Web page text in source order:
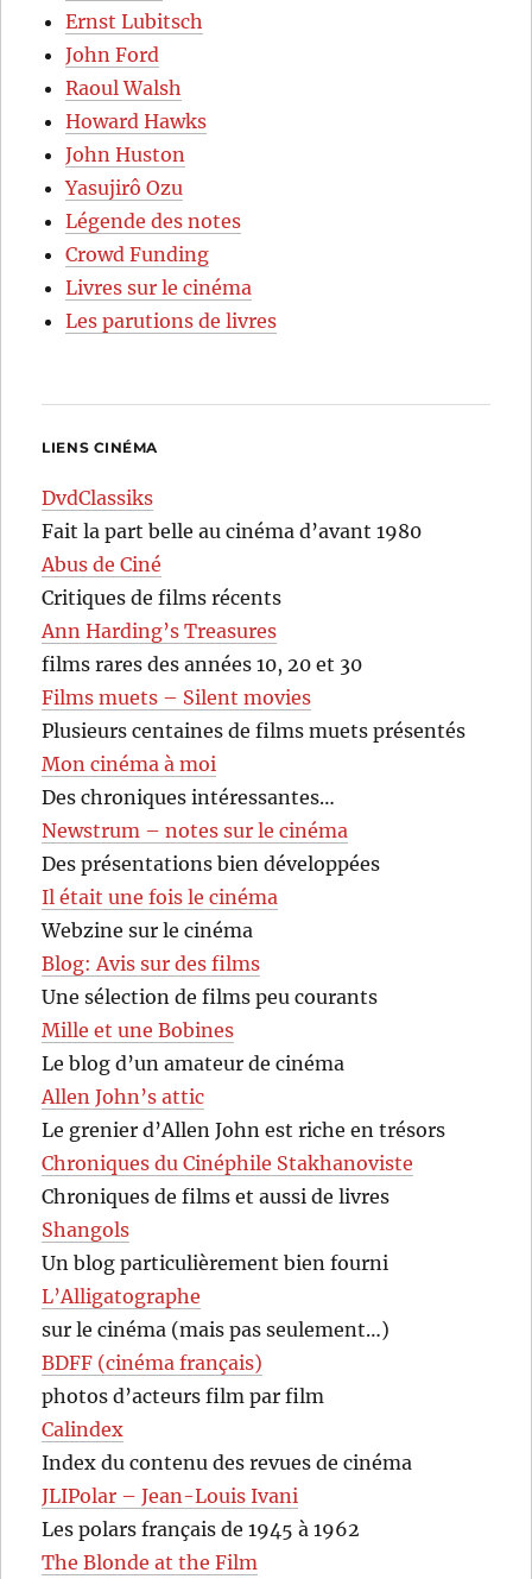
Ernst Lubitsch
John Ford
Raoul Walsh
Howard Hawks
John Huston
Yasujirô Ozu
Légende des notes
Crowd Funding
Livres sur le cinéma
Les parutions de livres
LIENS CINÉMA
DvdClassiks
Fait la part belle au cinéma d’avant 1980
Abus de Ciné
Critiques de films récents
Ann Harding’s Treasures
films rares des années 10, 20 et 30
Films muets – Silent movies
Plusieurs centaines de films muets présentés
Mon cinéma à moi
Des chroniques intéressantes…
Newstrum – notes sur le cinéma
Des présentations bien développées
Il était une fois le cinéma
Webzine sur le cinéma
Blog: Avis sur des films
Une sélection de films peu courants
Mille et une Bobines
Le blog d’un amateur de cinéma
Allen John’s attic
Le grenier d’Allen John est riche en trésors
Chroniques du Cinéphile Stakhanoviste
Chroniques de films et aussi de livres
Shangols
Un blog particulièrement bien fourni
L’Alligatographe
sur le cinéma (mais pas seulement…)
BDFF (cinéma français)
photos d’acteurs film par film
Calindex
Index du contenu des revues de cinéma
JLIPolar – Jean-Louis Ivani
Les polars français de 1945 à 1962
The Blonde at the Film